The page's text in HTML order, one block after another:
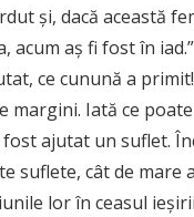
și, dacă această
acum aș fi fost în
ce cunună a
margini. Iată ce
fost ajutat un suflet.
suflete, cât de mare
lor în ceasul